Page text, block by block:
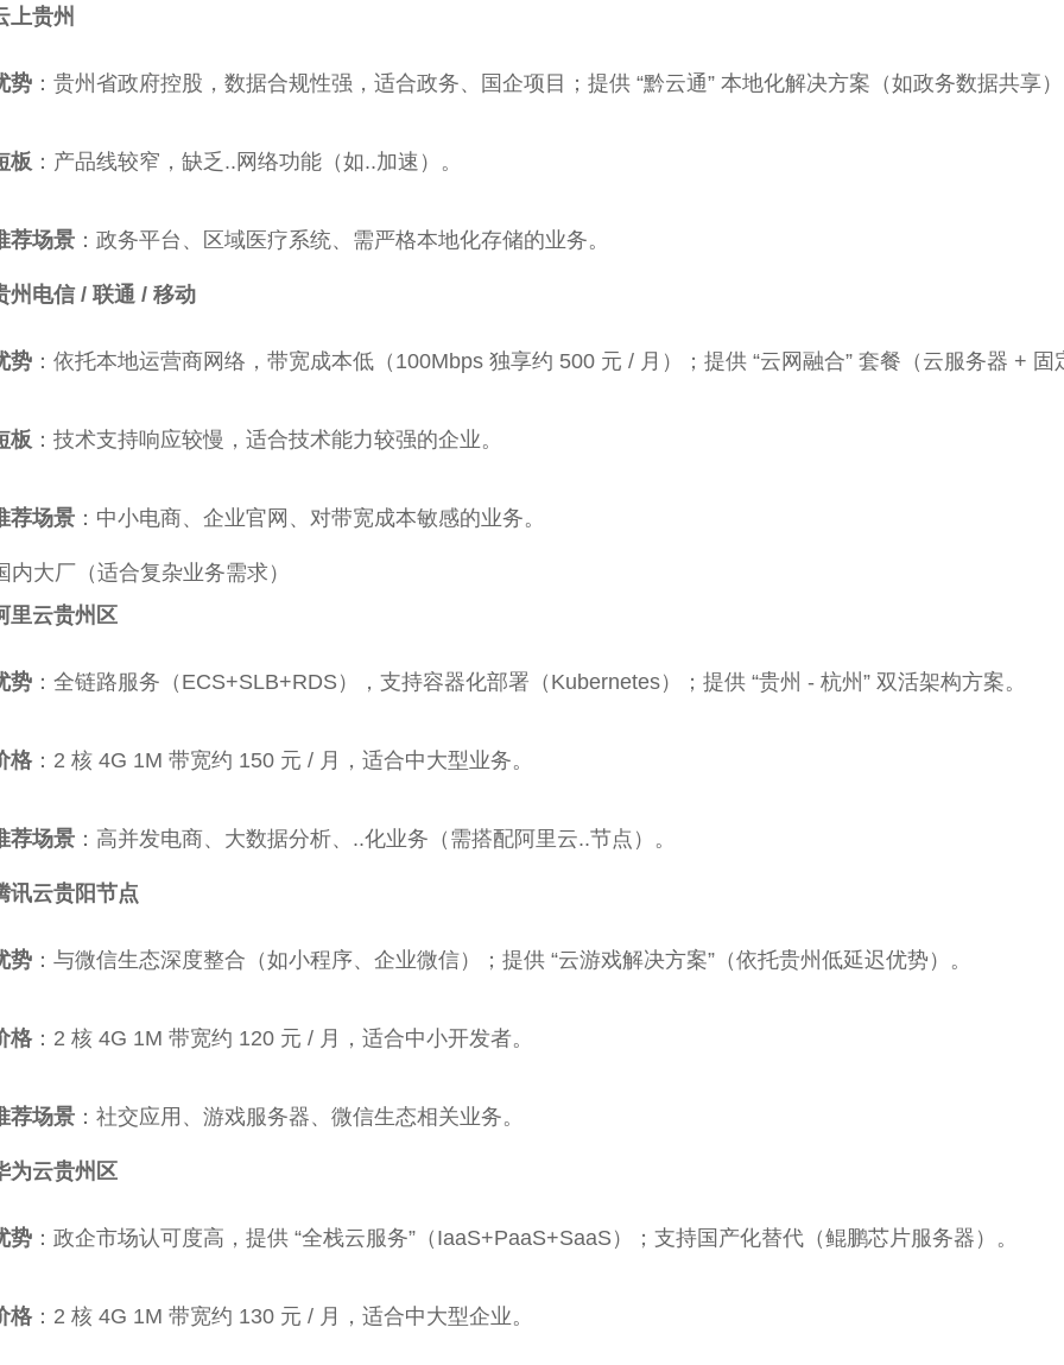
上贵州
势 ：贵州省政府控股，数据合规性强，适合政务、国企项目；提供 “黔云通” 本地化解决方案（如政务数据共享
板 ：产品线较窄，缺乏..网络功能（如..加速）。
荐场景 ：政务平台、区域医疗系统、需严格本地化存储的业务。
州电信 / 联通 / 移动
势 ：依托本地运营商网络，带宽成本低（100Mbps 独享约 500 元 / 月）；提供 “云网融合” 套餐（云服务器 +
板 ：技术支持响应较慢，适合技术能力较强的企业。
荐场景 ：中小电商、企业官网、对带宽成本敏感的业务。
内大厂（适合复杂业务需求）
里云贵州区
势 ：全链路服务（ECS+SLB+RDS），支持容器化部署（Kubernetes）；提供 “贵州 - 杭州” 双活架构方案。
格：2 核 4G 1M 带宽约 150 元 / 月，适合中大型业务。
荐场景 ：高并发电商、大数据分析、..化业务（需搭配阿里云..节点）。
讯云贵阳节点
势 ：与微信生态深度整合（如小程序、企业微信）；提供 “云游戏解决方案”（依托贵州低延迟优势）。
格：2 核 4G 1M 带宽约 120 元 / 月，适合中小开发者。
荐场景 ：社交应用、游戏服务器、微信生态相关业务。
为云贵州区
势 ：政企市场认可度高，提供 “全栈云服务”（IaaS+PaaS+SaaS）；支持国产化替代（鲲鹏芯片服务器）。
格：2 核 4G 1M 带宽约 130 元 / 月，适合中大型企业。